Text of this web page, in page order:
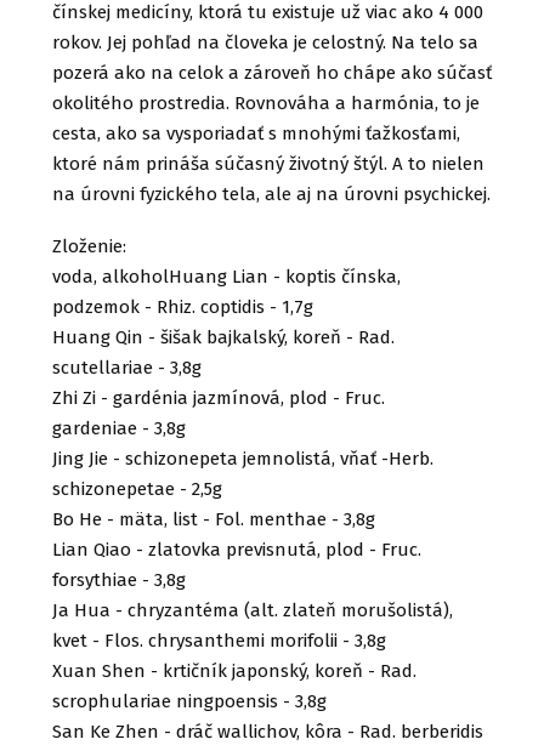
čínskej medicíny, ktorá tu existuje už viac ako 4 000
rokov. Jej pohľad na človeka je celostný. Na telo sa
pozerá ako na celok a zároveň ho chápe ako súčasť
okolitého prostredia. Rovnováha a harmónia, to je
cesta, ako sa vysporiadať s mnohými ťažkosťami,
ktoré nám prináša súčasný životný štýl. A to nielen
na úrovni fyzického tela, ale aj na úrovni psychickej.
Zloženie:
voda, alkoholHuang Lian - koptis čínska,
podzemok - Rhiz. coptidis - 1,7g
Huang Qin - šišak bajkalský, koreň - Rad.
scutellariae - 3,8g
Zhi Zi - gardénia jazmínová, plod - Fruc.
gardeniae - 3,8g
Jing Jie - schizonepeta jemnolistá, vňať -Herb.
schizonepetae - 2,5g
Bo He - mäta, list - Fol. menthae - 3,8g
Lian Qiao - zlatovka previsnutá, plod - Fruc.
forsythiae - 3,8g
Ja Hua - chryzantéma (alt. zlateň morušolistá),
kvet - Flos. chrysanthemi morifolii - 3,8g
Xuan Shen - krtičník japonský, koreň - Rad.
scrophulariae ningpoensis - 3,8g
San Ke Zhen - dráč wallichov, kôra - Rad. berberidis